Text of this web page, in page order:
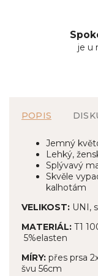
je u
POPIS
Jemný
Lehký,
Splývavý
Skvěle
kalhotám
VELIKOST: UNI,
MATERIÁL: T1
5%elasten
MÍRY: přes prsa
švu 56cm